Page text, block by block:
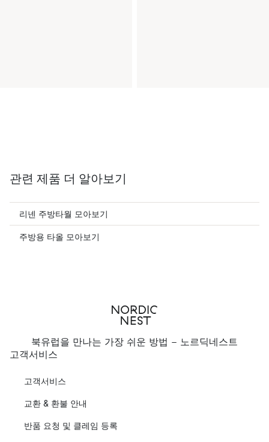
관련 제품 더 알아보기
리넨 주방타월 모아보기
주방용 타올 모아보기
북유럽을 만나는 가장 쉬운 방법 - 노르딕네스트
고객서비스
고객서비스
교환 & 환불 안내
반품 요청 및 클레임 등록